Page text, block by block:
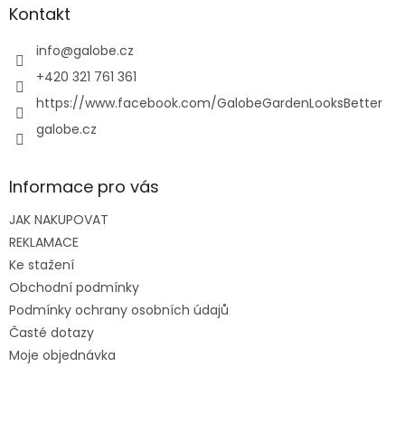
aKontakt
info@galobe.cz
+420 321 761 361
https://www.facebook.com/GalobeGardenLooksBetter
galobe.cz
Informace pro vás
JAK NAKUPOVAT
REKLAMACE
Ke stažení
Obchodní podmínky
Podmínky ochrany osobních údajů
Časté dotazy
Moje objednávka